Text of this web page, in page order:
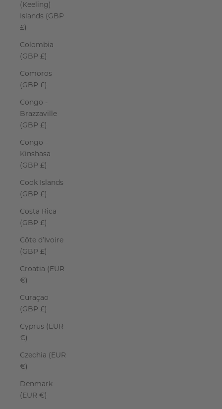
(Keeling)
Islands (GBP
£)
Colombia
(GBP £)
Comoros
(GBP £)
Congo -
Brazzaville
(GBP £)
Congo -
Kinshasa
(GBP £)
Cook Islands
(GBP £)
Costa Rica
(GBP £)
Côte d’Ivoire
(GBP £)
Croatia (EUR
€)
Curaçao
(GBP £)
Cyprus (EUR
€)
Czechia (EUR
€)
Denmark
(EUR €)